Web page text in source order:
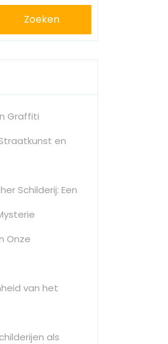
Zoeken
Graffiti
en
Schilderij: Een
Onze
van het
als